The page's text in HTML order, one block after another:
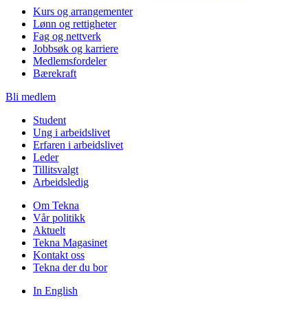
Kurs og arrangementer
Lønn og rettigheter
Fag og nettverk
Jobbsøk og karriere
Medlemsfordeler
Bærekraft
Bli medlem
Student
Ung i arbeidslivet
Erfaren i arbeidslivet
Leder
Tillitsvalgt
Arbeidsledig
Om Tekna
Vår politikk
Aktuelt
Tekna Magasinet
Kontakt oss
Tekna der du bor
In English